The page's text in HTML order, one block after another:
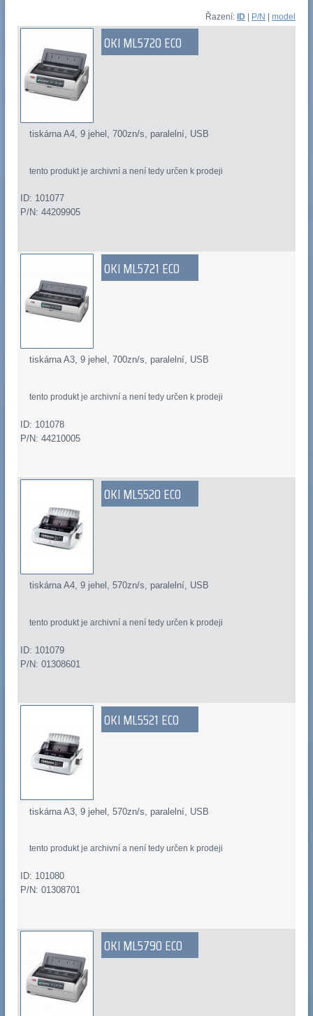
Řazení: ID P/N |model
OKI ML5720 ECO
tiskárna A4, 9 jehel, 700zn/s, paralelní, USB
tento produkt je archivní a není tedy určen k prodeji
ID: 101077
P/N: 44209905
OKI ML5721 ECO
tiskárna A3, 9 jehel, 700zn/s, paralelní, USB
tento produkt je archivní a není tedy určen k prodeji
ID: 101078
P/N: 44210005
OKI ML5520 ECO
tiskárna A4, 9 jehel, 570zn/s, paralelní, USB
tento produkt je archivní a není tedy určen k prodeji
ID: 101079
P/N: 01308601
OKI ML5521 ECO
tiskárna A3, 9 jehel, 570zn/s, paralelní, USB
tento produkt je archivní a není tedy určen k prodeji
ID: 101080
P/N: 01308701
OKI ML5790 ECO